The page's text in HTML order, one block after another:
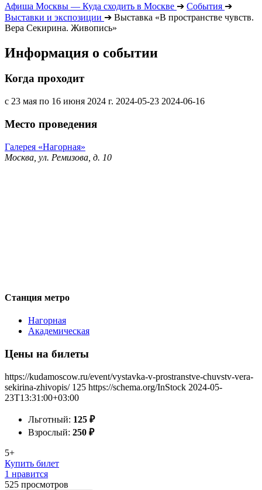
Афиша Москвы — Куда сходить в Москве ➔ События ➔
Выставки и экспозиции ➔ Выставка «В пространстве чувств.
Вера Секирина. Живопись»
Информация о событии
Когда проходит
с 23 мая по 16 июня 2024 г. 2024-05-23 2024-06-16
Место проведения
Галерея «Нагорная»
Москва, ул. Ремизова, д. 10
Станция метро
Нагорная
Академическая
Цены на билеты
https://kudamoscow.ru/event/vystavka-v-prostranstve-chuvstv-vera-
sekirina-zhivopis/ 125 https://schema.org/InStock 2024-05-
23T13:31:00+03:00
Льготный: 125 ₽
Взрослый: 250 ₽
5+
Купить билет
1 нравится
525 просмотров